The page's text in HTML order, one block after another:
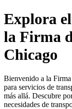
Explora
la Firma
Chicago
Bienvenido a la
para servicios de
más allá. Descubre
necesidades de